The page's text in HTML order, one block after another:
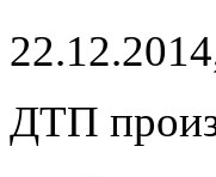
ДТП